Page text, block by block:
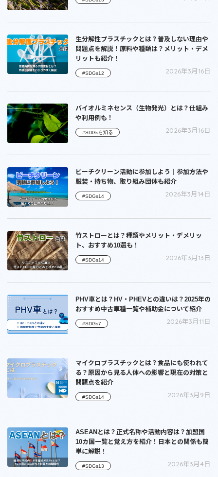
生分解性プラスチックとは？普及しない理由や
問題点を解説！原料や種類は？メリット・デメ
リットも紹介！
#SDGs12 2026年3月16日
バイオルミネセンス（生物発光）とは？仕組み
や利用例も！
#SDGsを知る 2026年3月16日
ビーチクリーン活動に参加しよう｜参加方法や
服装・持ち物、取り組み団体も紹介
#SDGs14 2026年3月14日
竹ストローとは？種類やメリット・デメリッ
ト、おすすめ10選も！
#SDGs14 2026年3月13日
PHV車とは？HV・PHEVとの違いは？2025年の
おすすめ中古車種一覧や補助金について紹介
#SDGs7 2026年3月11日
マイクロプラスチックとは？食品にも使われて
る？原因から見る人体への影響と現在の対策と
問題点を紹介
#SDGs14 2026年3月9日
ASEANとは？正式名称や活動内容は？加盟国
10カ国一覧と覚え方を紹介！日本との関係も簡
単に解説！
#SDGs13 2026年3月4日